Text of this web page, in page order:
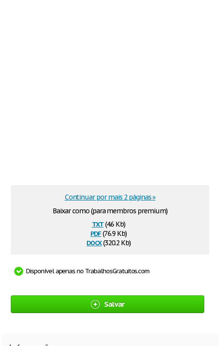
Baixar como (para membros premium)
txt(4.6 Kb)
pdf(76.9 Kb)
docx(320.2 Kb)
Continuar por mais 2 páginas »
Disponível apenas no TrabalhosGratuitos.com
Salvar